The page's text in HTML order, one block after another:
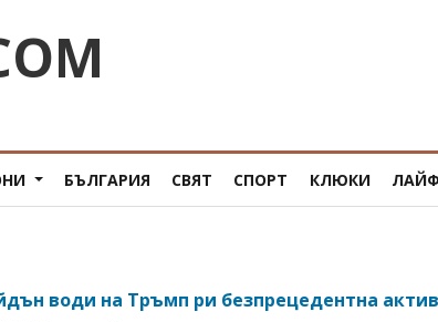
БЪЛГАРИЯ СВЯТ СПОРТ КЛЮКИ
води на Тръмп ри безпрецедентна